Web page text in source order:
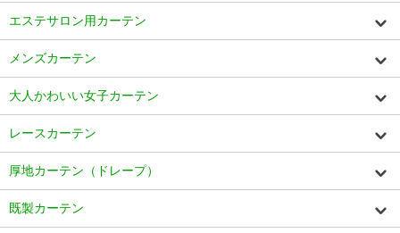
エステサロン用カーテン
メンズカーテン
大人かわいい女子カーテン
レースカーテン
厚地カーテン（ドレープ）
既製カーテン